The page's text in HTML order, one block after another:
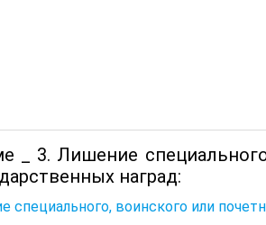
_ 3. Лишение
наград:
специального, воинского или